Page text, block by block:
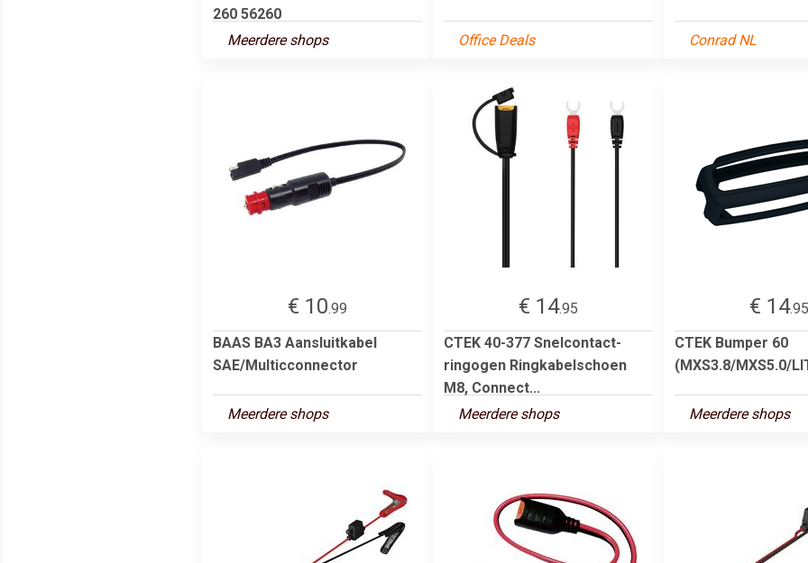
260 56260
Meerdere shops
Office Deals Conrad NL
€ 10.99
BAAS BA3 Aansluitkabel
SAE/Multicconnector
Meerdere shops
€ 14.95
CTEK 40-377 Snelcontact-
ringogen Ringkabelschoen
M8, Connect...
Meerdere shops
€ 14.95
CTEK Bumper 60
(MXS3.8/MXS5.0/
Meerdere shops